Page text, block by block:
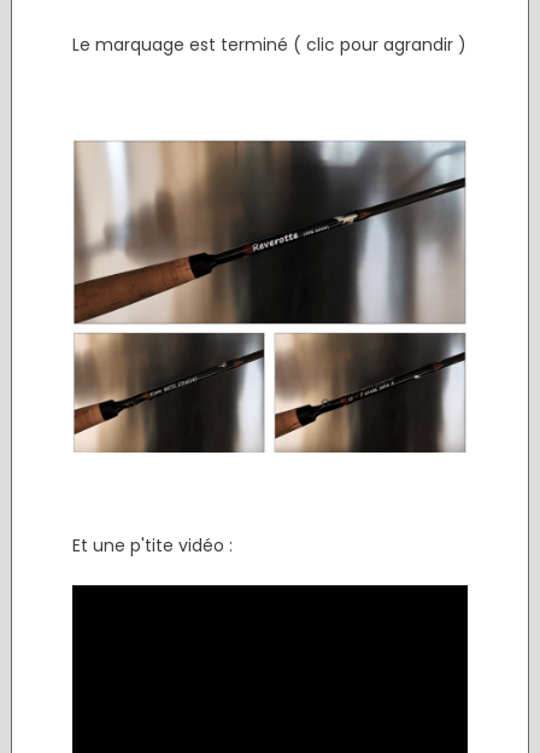
Le marquage est terminé ( clic pour agrandir )
Et une p'tite vidéo :